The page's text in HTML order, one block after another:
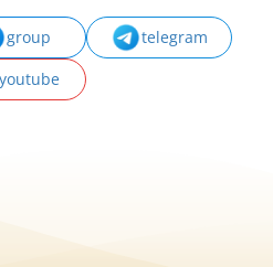
group
telegram